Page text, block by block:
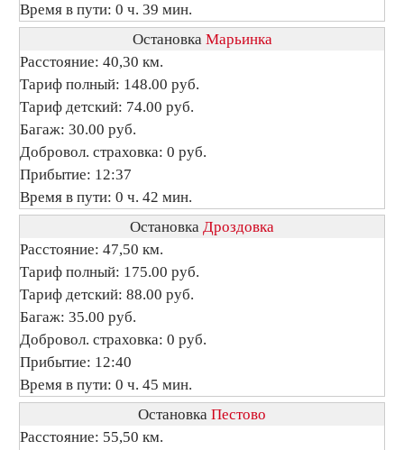
Время в пути: 0 ч. 39 мин.
Остановка Марьинка
Расстояние: 40,30 км.
Тариф полный: 148.00 руб.
Тариф детский: 74.00 руб.
Багаж: 30.00 руб.
Добровол. страховка: 0 руб.
Прибытие: 12:37
Время в пути: 0 ч. 42 мин.
Остановка Дроздовка
Расстояние: 47,50 км.
Тариф полный: 175.00 руб.
Тариф детский: 88.00 руб.
Багаж: 35.00 руб.
Добровол. страховка: 0 руб.
Прибытие: 12:40
Время в пути: 0 ч. 45 мин.
Остановка Пестово
Расстояние: 55,50 км.